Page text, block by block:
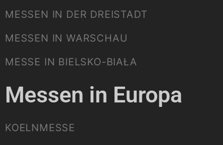
MESSEN IN DER DREISTADT
MESSEN IN WARSCHAU
MESSE IN BIELSKO-BIAŁA
Messen in Europa
KOELNMESSE